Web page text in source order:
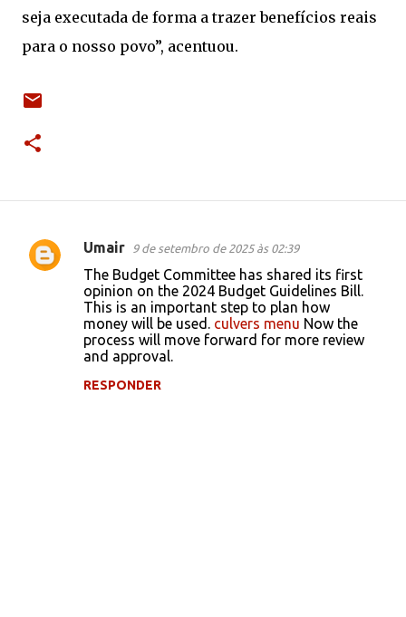
seja executada de forma a trazer benefícios reais
para o nosso povo”, acentuou.
C
Umair 9 de setembro de 2025 às 02:39
The Budget Committee has shared its first
opinion on the 2024 Budget Guidelines Bill.
This is an important step to plan how
money will be used. culvers menu Now the
process will move forward for more review
and approval.
RESPONDER